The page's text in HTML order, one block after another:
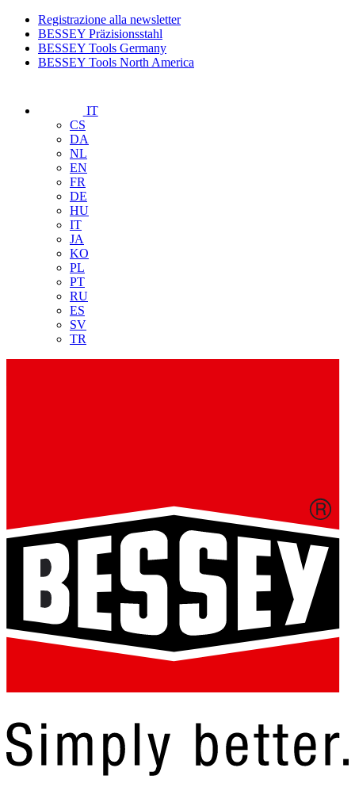
Registrazione alla newsletter
BESSEY Präzisionsstahl
BESSEY Tools Germany
BESSEY Tools North America
IT
CS
DA
NL
EN
FR
DE
HU
IT
JA
KO
PL
PT
RU
ES
SV
TR